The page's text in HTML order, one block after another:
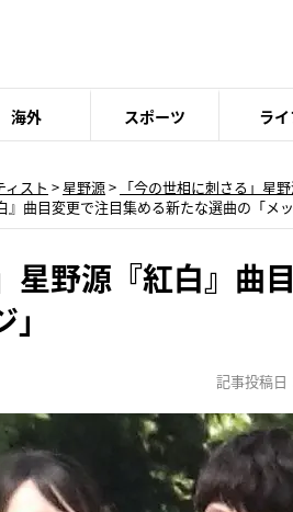
海外 スポーツ ライ
ィスト >星野源> 「今の世相に刺さる」星
』曲目変更で注目集める新たな選曲の「メ
星野源『紅白』曲
記事投稿日